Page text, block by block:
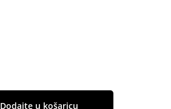
Dodajte u košaricu